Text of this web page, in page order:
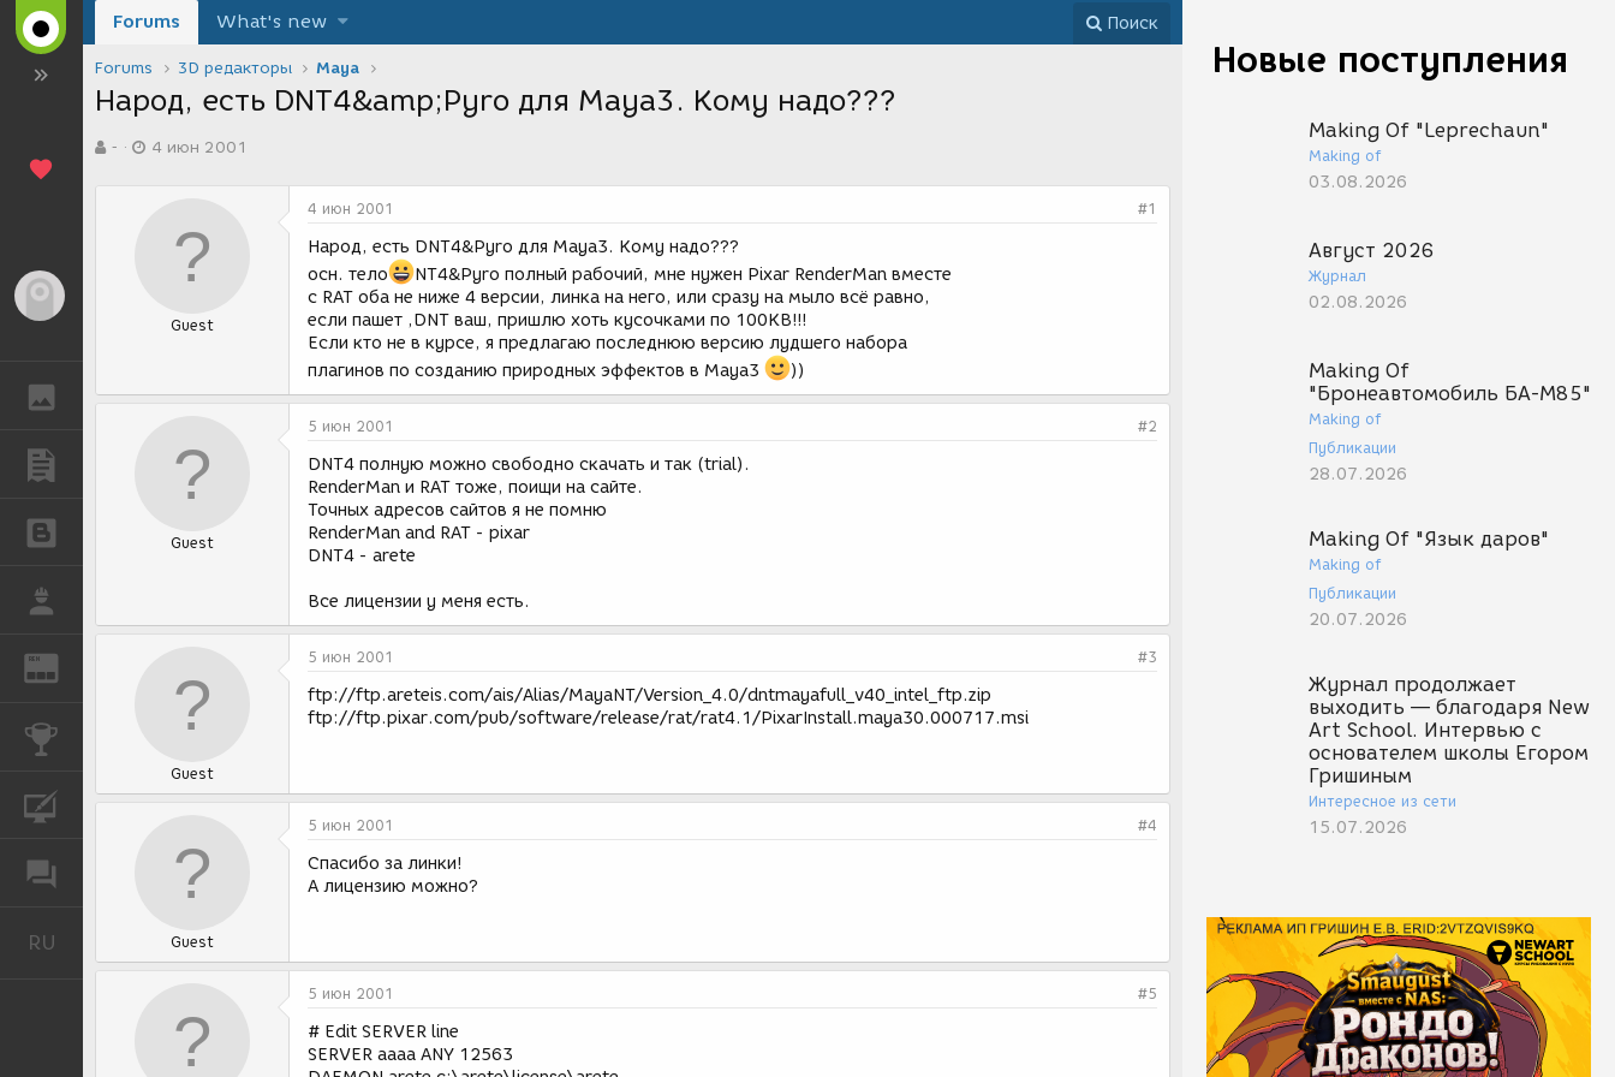
ГАЛЕРЕЯ
ПУБЛИКАЦИИ
REN
RU
Новые поступления
Making Of "Leprechaun"
Making of
03.08.2026
Август 2026
Журнал
02.08.2026
Making Of
"Бронеавтомобиль БА-М85"
Making of
Публикации
28.07.2026
Making Of "Язык даров"
Making of
Публикации
20.07.2026
Журнал продолжает
выходить — благодаря New
Art School. Интервью с
основателем школы Егором
Гришиным
Интересное из сети
15.07.2026
Forums What's new Поиск
Forums 3D редакторы Maya
Народ, есть DNT4&amp;Pyro для Maya3. Кому надо???
в-
а
4 июн 2001
Guest
4 июн 2001 #1
Народ, есть DNT4&Pyro для Maya3. Кому надо???
осн. тело
NT4&Pyro полный рабочий, мне нужен Pixar RenderMan вместе
с RAT оба не ниже 4 версии, линка на него, или сразу на мыло всё равно,
если пашет ,DNT ваш, пришлю хоть кусочками по 100KB!!!
Если кто не в курсе, я предлагаю последнюю версию лудшего набора
плагинов по созданию природных эффектов в Maya3
))
Guest
5 июн 2001 #2
DNT4 полную можно свободно скачать и так (trial).
RenderMan и RAT тоже, поищи на сайте.
Точных адресов сайтов я не помню
RenderMan and RAT - pixar
DNT4 - arete
Все лицензии у меня есть.
Guest
5 июн 2001 #3
ftp://ftp.areteis.com/ais/Alias/MayaNT/Version_4.0/dntmayafull_v40_intel_ftp.zip
ftp://ftp.pixar.com/pub/software/release/rat/rat4.1/PixarInstall.maya30.000717.msi
Guest
5 июн 2001 #4
Спасибо за линки!
А лицензию можно?
5 июн 2001 #5
# Edit SERVER line
SERVER aaaa ANY 12563